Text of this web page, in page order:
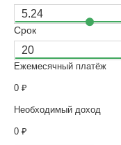
Срок
Ежемесячный платёж
0 ₽
Необходимый доход
0 ₽